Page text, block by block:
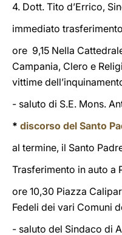
4. Dott. Tito d’Errico,
immediato
ore 9,15 Nella
Campania, Clero e
vittime
- saluto di S.E. Mons.
* discorso del Santo
al termine, il Santo
Trasferimento in auto a
ore 10,30 Piazza
Fedeli dei vari Comuni
- saluto del Sindaco di